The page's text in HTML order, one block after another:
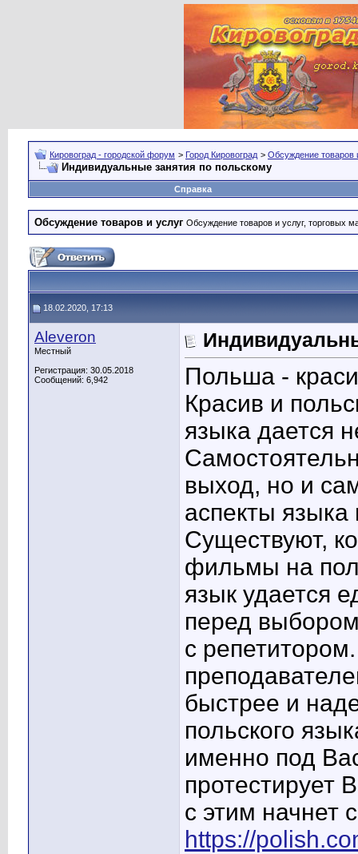
Кировоград - городской форум > Город Кировоград > Обсуждение товаров
Индивидуальные занятия по польскому
Справка
Обсуждение товаров и услуг Обсуждение товаров и услуг, торговых
18.02.2020, 17:13
Aleveron
Местный
Регистрация: 30.05.2018
Сообщений: 6,942
Польша -
Красив и
языка дается
выход, но и
аспекты языка
Существуют,
фильмы на
язык удается
перед
с
быстрее и
польского
именно под
протестирует
с этим начнет
https://